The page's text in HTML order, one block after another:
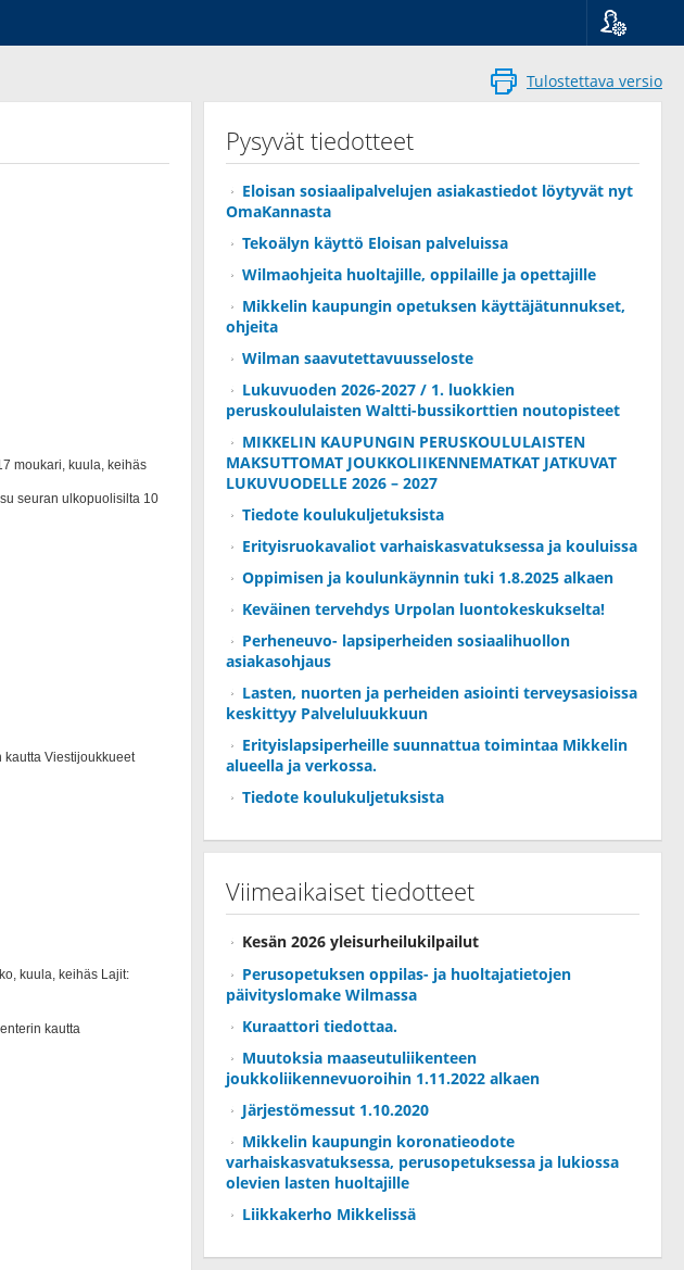
Suomi
Svenska
Tulostettava versio
Pysyvät tiedotteet
Eloisan sosiaalipalvelujen asiakastiedot löytyvät nyt
OmaKannasta
Tekoälyn käyttö Eloisan palveluissa
Wilmaohjeita huoltajille, oppilaille ja opettajille
Mikkelin kaupungin opetuksen käyttäjätunnukset,
ohjeita
Wilman saavutettavuusseloste
Lukuvuoden 2026-2027 / 1. luokkien
peruskoululaisten Waltti-bussikorttien noutopisteet
MIKKELIN KAUPUNGIN PERUSKOULULAISTEN
MAKSUTTOMAT JOUKKOLIIKENNEMATKAT JATKUVAT
LUKUVUODELLE 2026 – 2027
Tiedote koulukuljetuksista
Erityisruokavaliot varhaiskasvatuksessa ja kouluissa
Oppimisen ja koulunkäynnin tuki 1.8.2025 alkaen
Keväinen tervehdys Urpolan luontokeskukselta!
Perheneuvo- lapsiperheiden sosiaalihuollon
asiakasohjaus
Lasten, nuorten ja perheiden asiointi terveysasioissa
keskittyy Palveluluukkuun
Erityislapsiperheille suunnattua toimintaa Mikkelin
alueella ja verkossa.
Tiedote koulukuljetuksista
Viimeaikaiset tiedotteet
Kesän 2026 yleisurheilukilpailut
Perusopetuksen oppilas- ja huoltajatietojen
päivityslomake Wilmassa
Kuraattori tiedottaa.
Muutoksia maaseutuliikenteen
joukkoliikennevuoroihin 1.11.2022 alkaen
Järjestömessut 1.10.2020
Mikkelin kaupungin koronatieodote
varhaiskasvatuksessa, perusopetuksessa ja lukiossa
olevien lasten huoltajille
Liikkakerho Mikkelissä